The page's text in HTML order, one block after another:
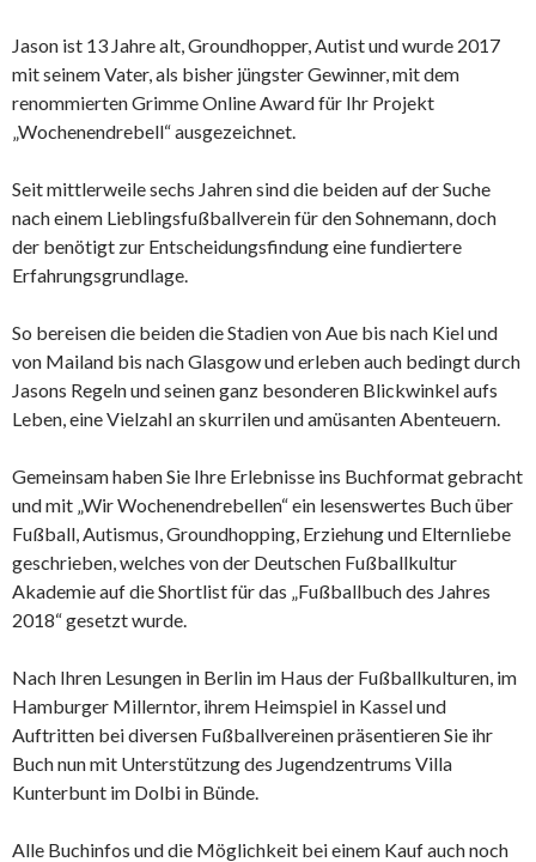
Jason ist 13 Jahre alt, Groundhopper, Autist und wurde 2017
mit seinem Vater, als bisher jüngster Gewinner, mit dem
renommierten Grimme Online Award für Ihr Projekt
„Wochenendrebell“ ausgezeichnet.
Seit mittlerweile sechs Jahren sind die beiden auf der Suche
nach einem Lieblingsfußballverein für den Sohnemann, doch
der benötigt zur Entscheidungsfindung eine fundiertere
Erfahrungsgrundlage.
So bereisen die beiden die Stadien von Aue bis nach Kiel und
von Mailand bis nach Glasgow und erleben auch bedingt durch
Jasons Regeln und seinen ganz besonderen Blickwinkel aufs
Leben, eine Vielzahl an skurrilen und amüsanten Abenteuern.
Gemeinsam haben Sie Ihre Erlebnisse ins Buchformat gebracht
und mit „Wir Wochenendrebellen“ ein lesenswertes Buch über
Fußball, Autismus, Groundhopping, Erziehung und Elternliebe
geschrieben, welches von der Deutschen Fußballkultur
Akademie auf die Shortlist für das „Fußballbuch des Jahres
2018“ gesetzt wurde.
Nach Ihren Lesungen in Berlin im Haus der Fußballkulturen, im
Hamburger Millerntor, ihrem Heimspiel in Kassel und
Auftritten bei diversen Fußballvereinen präsentieren Sie ihr
Buch nun mit Unterstützung des Jugendzentrums Villa
Kunterbunt im Dolbi in Bünde.
Alle Buchinfos und die Möglichkeit bei einem Kauf auch noch